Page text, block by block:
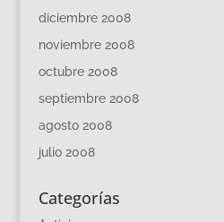
diciembre 2008
noviembre 2008
octubre 2008
septiembre 2008
agosto 2008
julio 2008
Categorías